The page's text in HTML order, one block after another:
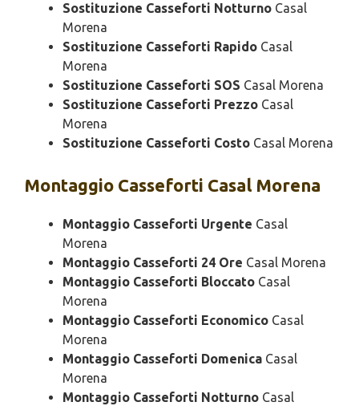
Sostituzione Casseforti Notturno Casal
Morena
Sostituzione Casseforti Rapido Casal
Morena
Sostituzione Casseforti SOS Casal Morena
Sostituzione Casseforti Prezzo Casal
Morena
Sostituzione Casseforti Costo Casal Morena
Montaggio Casseforti Casal Morena
Montaggio Casseforti Urgente Casal
Morena
Montaggio Casseforti 24 Ore Casal Morena
Montaggio Casseforti Bloccato Casal
Morena
Montaggio Casseforti Economico Casal
Morena
Montaggio Casseforti Domenica Casal
Morena
Montaggio Casseforti Notturno Casal